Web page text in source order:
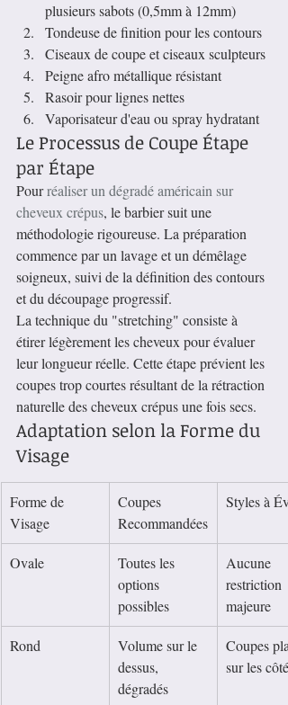
plusieurs sabots (0,5mm à 12mm)
Tondeuse de finition pour les contours
Ciseaux de coupe et ciseaux sculpteurs
Peigne afro métallique résistant
Rasoir pour lignes nettes
Vaporisateur d'eau ou spray hydratant
Le Processus de Coupe Étape
par Étape
Pour réaliser un dégradé américain sur
cheveux crépus, le barbier suit une
méthodologie rigoureuse. La préparation
commence par un lavage et un démêlage
soigneux, suivi de la définition des contours
et du découpage progressif.
La technique du "stretching" consiste à
étirer légèrement les cheveux pour évaluer
leur longueur réelle. Cette étape prévient les
coupes trop courtes résultant de la rétraction
naturelle des cheveux crépus une fois secs.
Adaptation selon la Forme du
Visage
Forme de
Visage
Coupes
Recommandées
Styles à
Ovale
Toutes les
options
possibles
Aucune
restriction
majeure
Rond
Volume sur le
dessus,
dégradés
Coupes
sur les côtés